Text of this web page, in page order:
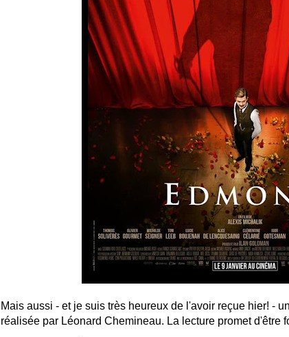
Mais aussi - et je suis très heureux de l'avoir reçue hier! -
réalisée par Léonard Chemineau. La lecture promet d'être